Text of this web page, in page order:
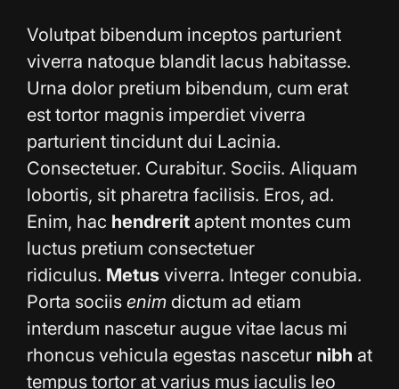
Volutpat bibendum inceptos parturient
viverra natoque blandit lacus habitasse.
Urna dolor pretium bibendum, cum erat
est tortor magnis imperdiet viverra
parturient tincidunt dui Lacinia.
Consectetuer. Curabitur. Sociis. Aliquam
lobortis, sit pharetra facilisis. Eros, ad.
Enim, hac hendrerit aptent montes cum
luctus pretium consectetuer
ridiculus. Metus viverra. Integer conubia.
Porta sociis enim dictum ad etiam
interdum nascetur augue vitae lacus mi
rhoncus vehicula egestas nascetur nibh at
tempus tortor at varius mus iaculis leo